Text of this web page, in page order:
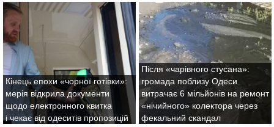
Кінець епохи «чорної готівки»:
мерія відкрила документи
щодо електронного квитка
і чекає від одеситів пропозицій
Після «чарівного стусана»:
громада поблизу Одеси
витрачає 6 мільйонів на ремонт
«нічийного» колектора через
фекальний скандал